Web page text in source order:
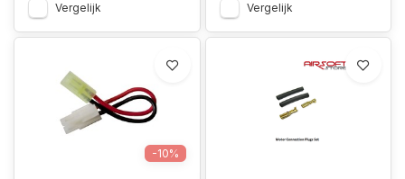
Vergelijk Vergelijk
-10%